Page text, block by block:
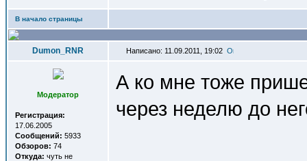
В начало страницы
Dumon_RNR Написано: 11.09.2011, 19:02
Модератор
Регистрация:
17.06.2005
Сообщений: 5933
Обзоров: 74
Откуда: чуть не
А ко мне тоже
через неделю до